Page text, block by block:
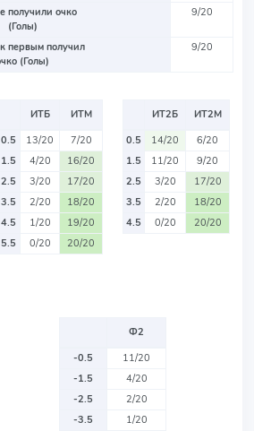
получили очко
(Голы)
9/20
первым получил
(Голы)
9/20
ИТБ
ИТМ
0.5
13/20
7/20
1.5
4/20
16/20
2.5
3/20
17/20
3.5
2/20
18/20
4.5
1/20
19/20
5.5
0/20 20/20
ИТ2Б
ИТ2М
0.5
14/20
6/20
1.5
11/20
9/20
2.5
3/20
17/20
3.5
2/20
18/20
4.5
0/20 20/20
Ф2
-0.5
11/20
-1.5
4/20
-2.5
2/20
-3.5
1/20